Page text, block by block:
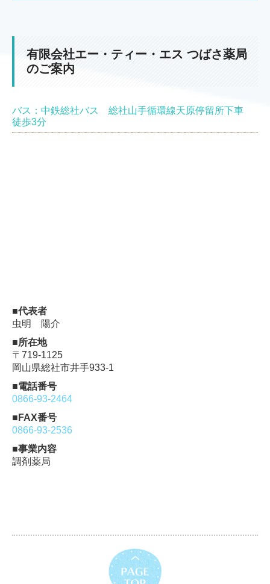
有限会社エー・ティー・エス つばさ薬局
のご案内
バス：中鉄総社バス 総社山手循環線天原停留所下車
徒歩3分
■代表者
虫明 陽介
■所在地
〒719-1125
岡山県総社市井手933-1
■電話番号
0866-93-2464
■FAX番号
0866-93-2536
■事業内容
調剤薬局